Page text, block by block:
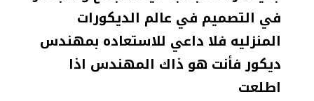
في التصميم في عالم الديكورات
المنزليه فلا داعي للاستعاده بمهندس
ديكور فأنت هو ذاك المهندس اذا
اطلعت